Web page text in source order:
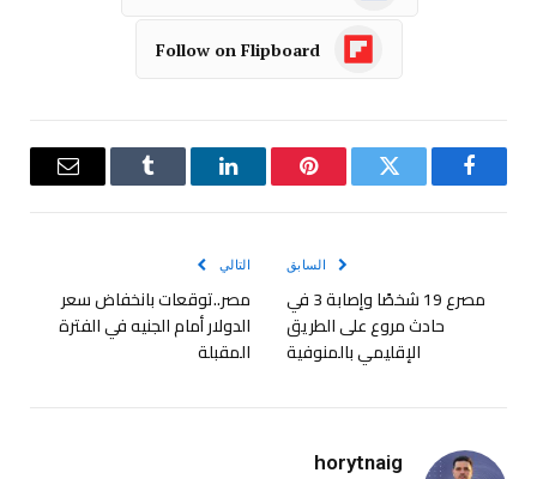
Follow on Flipboard
فيسبوك تويتر بينتيريستلينكدإن Tumblr
البريد
السابق
مصرع 19 شخصًا وإصابة 3 في
حادث مروع على الطريق
الإقليمي بالمنوفية
التالي
مصر..توقعات بانخفاض سعر
الدولار أمام الجنيه في الفترة
المقبلة
horytnaig